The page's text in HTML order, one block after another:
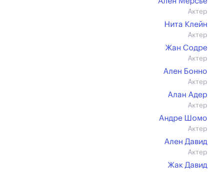
Актер
Нита Клейн
Актер
Жан Содре
Актер
Ален Бонно
Актер
Алан Адер
Актер
Андре Шомо
Актер
Ален Давид
Актер
Жак Давид